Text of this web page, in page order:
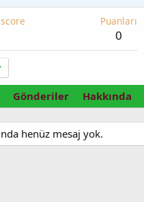
Puanları
0
Gönderiler Hakkında
henüz mesaj yok.